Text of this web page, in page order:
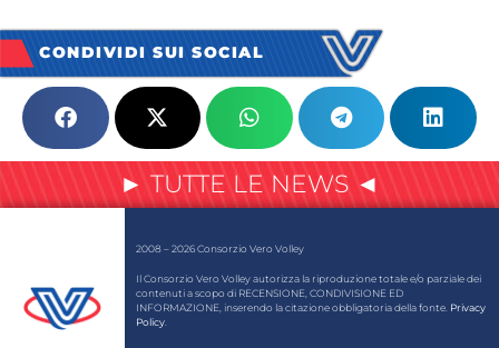
CONDIVIDI SUI SOCIAL
► TUTTE LE NEWS ◄
2008 – 2026 Consorzio Vero Volley
Il Consorzio Vero Volley autorizza la riproduzione totale e/o parziale dei
contenuti a scopo di RECENSIONE, CONDIVISIONE ED
INFORMAZIONE, inserendo la citazione obbligatoria della fonte. Privacy
Policy